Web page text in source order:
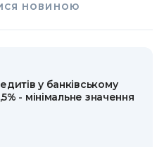
НОВИНОЮ
у банківському
- мінімальне значення